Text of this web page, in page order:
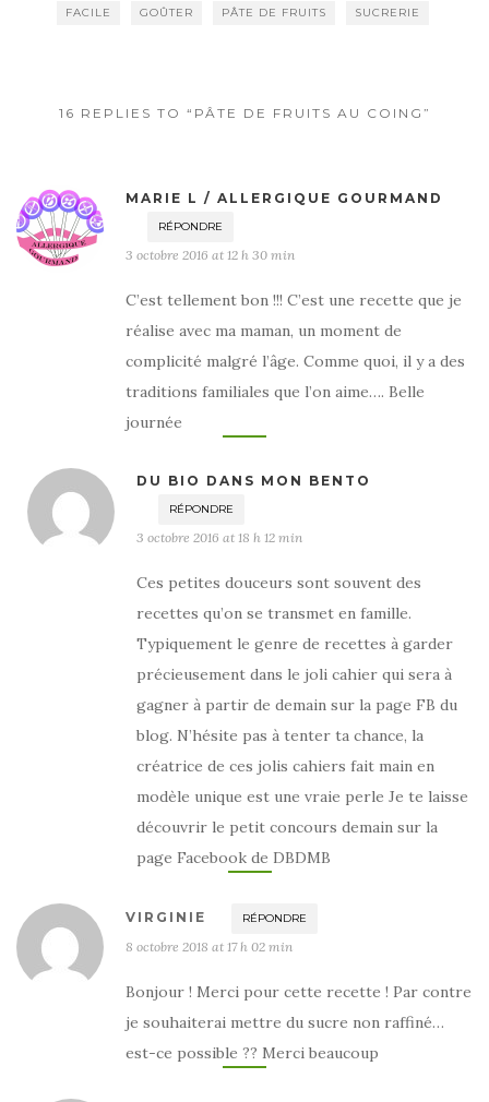
FACILE GOÛTER PÂTE DE FRUITS SUCRERIE
16 REPLIES TO “PÂTE DE FRUITS AU COING”
MARIE L / ALLERGIQUE GOURMAND
RÉPONDRE
3 octobre 2016 at 12 h 30 min
C’est tellement bon !!! C’est une recette que je
réalise avec ma maman, un moment de
complicité malgré l’âge. Comme quoi, il y a des
traditions familiales que l’on aime…. Belle
journée
DU BIO DANS MON BENTO
RÉPONDRE
3 octobre 2016 at 18 h 12 min
Ces petites douceurs sont souvent des
recettes qu’on se transmet en famille.
Typiquement le genre de recettes à garder
précieusement dans le joli cahier qui sera à
gagner à partir de demain sur la page FB du
blog. N’hésite pas à tenter ta chance, la
créatrice de ces jolis cahiers fait main en
modèle unique est une vraie perle Je te laisse
découvrir le petit concours demain sur la
page Facebook de DBDMB
VIRGINIE RÉPONDRE
8 octobre 2018 at 17 h 02 min
Bonjour ! Merci pour cette recette ! Par contre
je souhaiterai mettre du sucre non raffiné…
est-ce possible ?? Merci beaucoup